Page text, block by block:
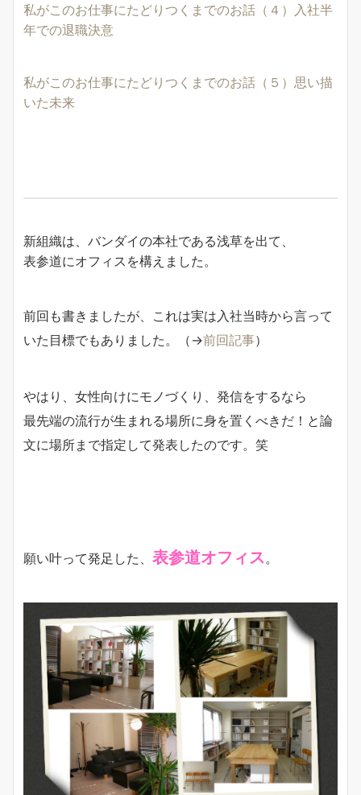
私がこのお仕事にたどりつくまでのお話（４）入社半
年での退職決意
私がこのお仕事にたどりつくまでのお話（５）思い描
いた未来
新組織は、バンダイの本社である浅草を出て、
表参道にオフィスを構えました。
前回も書きましたが、これは実は入社当時から言って
いた目標でもありました。（→前回記事）
やはり、女性向けにモノづくり、発信をするなら
最先端の流行が生まれる場所に身を置くべきだ！と論
文に場所まで指定して発表したのです。笑
願い叶って発足した、 表参道オフィス。